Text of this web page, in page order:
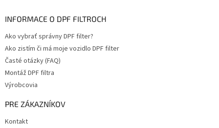
INFORMACE O DPF FILTROCH
Ako vybrať správny DPF filter?
Ako zistím či má moje vozidlo DPF filter
Časté otázky (FAQ)
Montáž DPF filtra
Výrobcovia
PRE ZÁKAZNÍKOV
Kontakt